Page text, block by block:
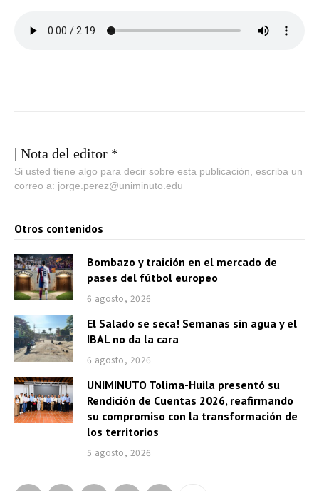
| Nota del editor *
Si usted tiene algo para decir sobre esta publicación, escriba un
correo a: jorge.perez@uniminuto.edu
Otros contenidos
Bombazo y traición en el mercado de
pases del fútbol europeo
6 agosto, 2026
El Salado se seca! Semanas sin agua y el
IBAL no da la cara
6 agosto, 2026
UNIMINUTO Tolima-Huila presentó su
Rendición de Cuentas 2026, reafirmando
su compromiso con la transformación de
los territorios
5 agosto, 2026